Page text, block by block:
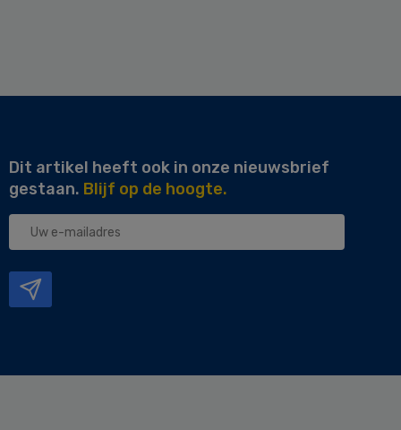
Dit artikel heeft ook in onze nieuwsbrief
gestaan. Blijf op de hoogte.
Uw